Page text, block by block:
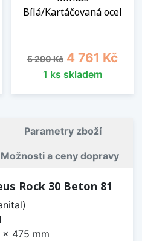
Bílá/Kartáčovaná ocel
Běžná cena
5 290 Kč Cena
4 761 Kč
1 ks skladem
Parametry zboží
Možnosti a ceny dopravy
Rock 30 Beton 81
x 475 mm